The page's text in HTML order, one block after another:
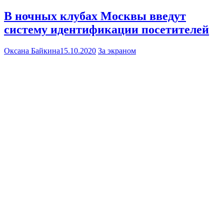
В ночных клубах Москвы введут
систему идентификации посетителей
Оксана Байкина15.10.2020 За экраном